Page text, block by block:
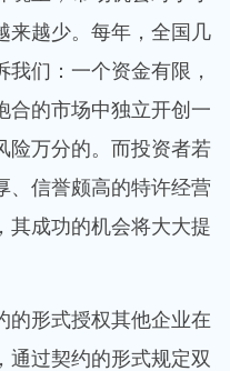
来越少。每年，全国几
们：一个资金有限，
合的市场中独立开创一
险万分的。而投资者若
、信誉颇高的特许经营
其成功的机会将大大提
的形式授权其他企业在
通过契约的形式规定双